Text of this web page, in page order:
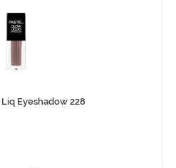
Eyeshadow 228